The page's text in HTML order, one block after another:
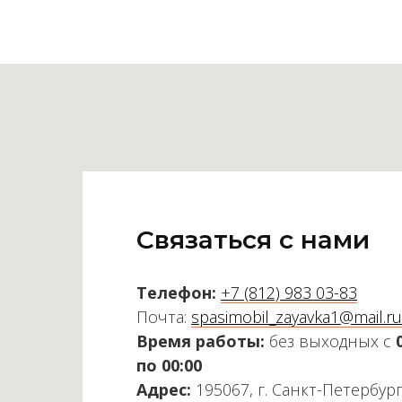
Связаться с нами
Телефон: +7 (812) 983 03-83
Почта: spasimobil_zayavka1@mail.ru
Время работы: без выходных с
по 00:00
Адрес: 195067, г. Санкт-